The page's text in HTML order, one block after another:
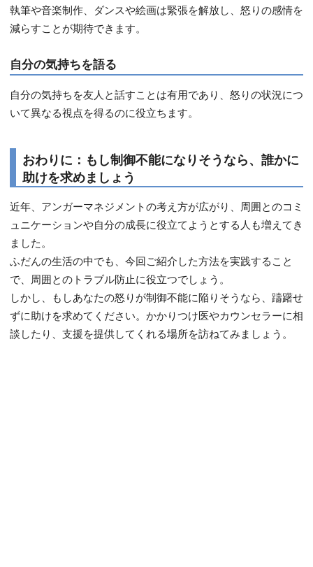
執筆や音楽制作、ダンスや絵画は緊張を解放し、怒りの感情を
減らすことが期待できます。
自分の気持ちを語る
自分の気持ちを友人と話すことは有用であり、怒りの状況につ
いて異なる視点を得るのに役立ちます。
おわりに：もし制御不能になりそうなら、誰かに
助けを求めましょう
近年、アンガーマネジメントの考え方が広がり、周囲とのコミ
ュニケーションや自分の成長に役立てようとする人も増えてき
ました。
ふだんの生活の中でも、今回ご紹介した方法を実践すること
で、周囲とのトラブル防止に役立つでしょう。
しかし、もしあなたの怒りが制御不能に陥りそうなら、躊躇せ
ずに助けを求めてください。かかりつけ医やカウンセラーに相
談したり、支援を提供してくれる場所を訪ねてみましょう。